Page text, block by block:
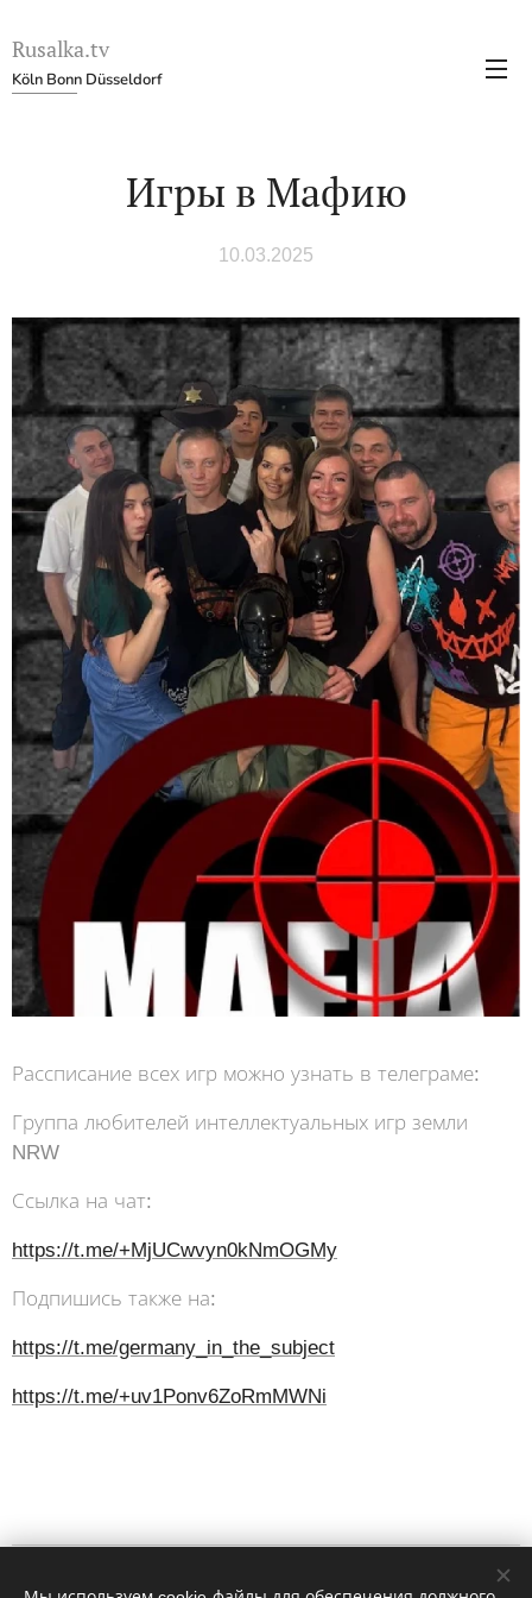
Rusalka.tv
Köln Bonn Düsseldorf
Игры в Мафию
10.03.2025
Рассписание всех игр можно узнать в телеграме:
Группа любителей интеллектуальных игр земли
NRW
Ссылка на чат:
https://t.me/+MjUCwvyn0kNmOGMy
Подпишись также на:
https://t.me/germany_in_the_subject
https://t.me/+uv1Ponv6ZoRmMWNi